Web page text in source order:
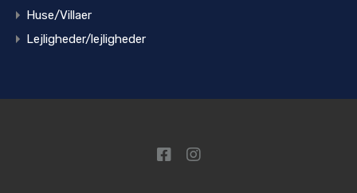
Huse/Villaer
Lejligheder/lejligheder